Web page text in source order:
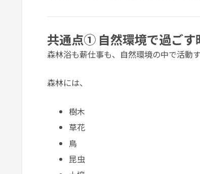
共通点① 自然環境で過ごす
森林浴も薪仕事も、自然環境の中で活動
森林には、
樹木
草花
鳥
昆虫